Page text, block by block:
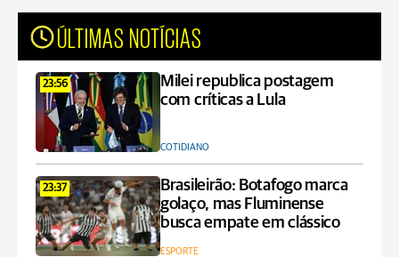
ÚLTIMAS NOTÍCIAS
23:56
Milei republica postagem
com críticas a Lula
COTIDIANO
23:37
Brasileirão: Botafogo marca
golaço, mas Fluminense
busca empate em clássico
ESPORTE